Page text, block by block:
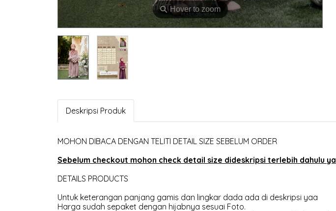
⚲Hover to zoom
Deskripsi Produk
MOHON DIBACA DENGAN TELITI DETAIL SIZE SEBELUM ORDER
Sebelum checkout mohon check detail size dideskripsi terlebih dahulu ya
DETAILS PRODUCTS
Untuk keterangan panjang gamis dan lingkar dada ada di deskripsi yaa
Harga sudah sepaket dengan hijabnya sesuai Foto.